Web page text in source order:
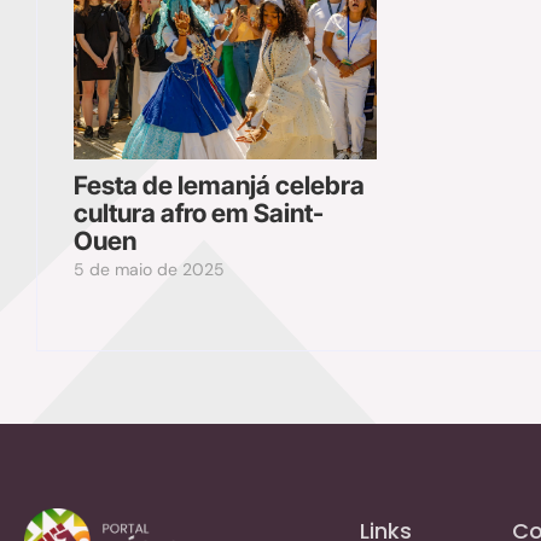
Festa de Iemanjá celebra
cultura afro em Saint-
Ouen
5 de maio de 2025
Links